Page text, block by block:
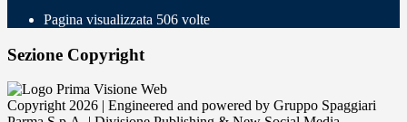
Pagina visualizzata 506 volte
Sezione Copyright
Copyright 2026 | Engineered and powered by Gruppo Spaggiari